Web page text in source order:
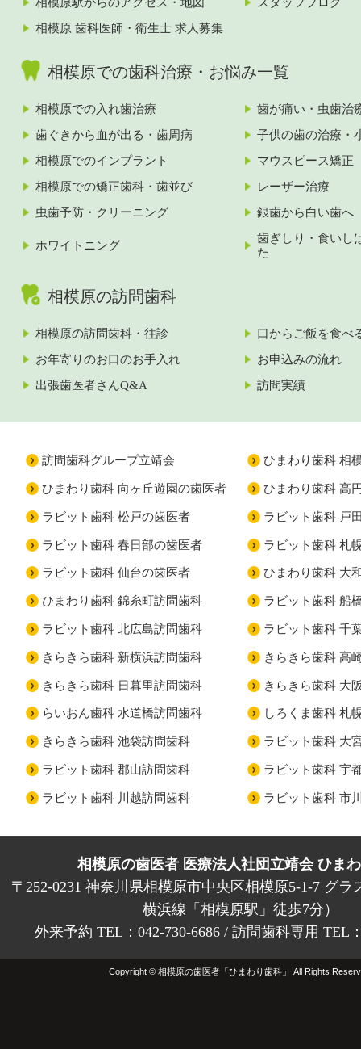
相模原 歯科医師・衛生士 求人募集
相模原での歯科治療・お悩み一覧
相模原での入れ歯治療
歯が痛い・虫歯治
歯ぐきから血が出る・歯周病
子供の歯の治療・
相模原でのインプラント
マウスピース矯正
相模原での矯正歯科・歯並び
レーザー治療
虫歯予防・クリーニング
銀歯から白い歯へ
ホワイトニング
歯ぎしり・食いし
た
相模原の訪問歯科
相模原の訪問歯科・往診
口からご飯を食べ
お年寄りのお口のお手入れ
お申込みの流れ
出張歯医者さんQ&A
訪問実績
訪問歯科グループ立靖会 ひまわり歯科 相
ひまわり歯科 向ヶ丘遊園の歯医者 ひまわり歯科 高
ラビット歯科 松戸の歯医者 ラビット歯科 戸
ラビット歯科 春日部の歯医者 ラビット歯科 札
ラビット歯科 仙台の歯医者 ひまわり歯科 大
ひまわり歯科 錦糸町訪問歯科 ラビット歯科 船
ラビット歯科 北広島訪問歯科 ラビット歯科 千
きらきら歯科 新横浜訪問歯科 きらきら歯科 高
きらきら歯科 日暮里訪問歯科 きらきら歯科 大
らいおん歯科 水道橋訪問歯科 しろくま歯科 札
きらきら歯科 池袋訪問歯科 ラビット歯科 大
ラビット歯科 郡山訪問歯科 ラビット歯科 宇
ラビット歯科 川越訪問歯科 ラビット歯科 市
相模原の歯医者 医療法人社団立靖会 ひま
〒252-0231 神奈川県相模原市中央区相模原5-1-7 グラ
横浜線「相模原駅」徒歩7分）
外来予約 TEL：042-730-6686 / 訪問歯科専用 TEL
Copyright © 相模原の歯医者「ひまわり歯科」 All Rights